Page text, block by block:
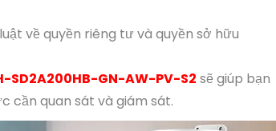
về quyền riêng tư và quyền sở hữu
SD2A200HB-GN-AW-PV-S2 sẽ giúp bạn
cần quan sát và giám sát.